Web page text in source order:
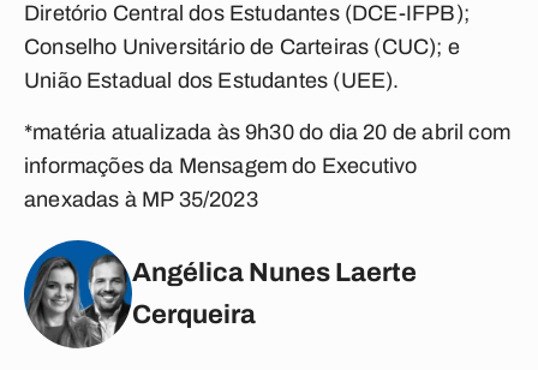
Diretório Central dos Estudantes (DCE-IFPB);
Conselho Universitário de Carteiras (CUC); e
União Estadual dos Estudantes (UEE).
*matéria atualizada às 9h30 do dia 20 de abril com
informações da Mensagem do Executivo
anexadas à MP 35/2023
Angélica Nunes Laerte
Cerqueira